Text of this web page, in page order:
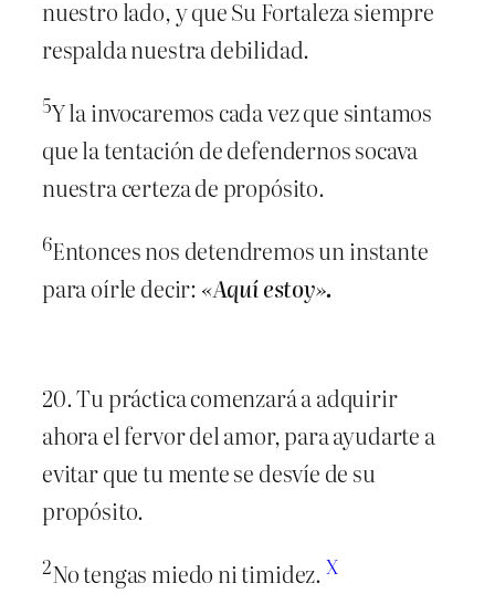
nuestro lado, y que Su Fortaleza siempre
respalda nuestra debilidad.
5Y la invocaremos cada vez que sintamos
que la tentación de defendernos socava
nuestra certeza de propósito.
6Entonces nos detendremos un instante
para oírle decir: «Aquí estoy».
20. Tu práctica comenzará a adquirir
ahora el fervor del amor, para ayudarte a
evitar que tu mente se desvíe de su
propósito.
2No tengas miedo ni timidez. X